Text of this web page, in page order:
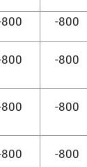
-800
-800
-800
-800